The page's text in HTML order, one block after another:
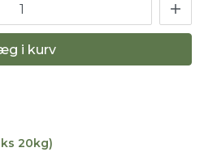
i kurv
20kg)